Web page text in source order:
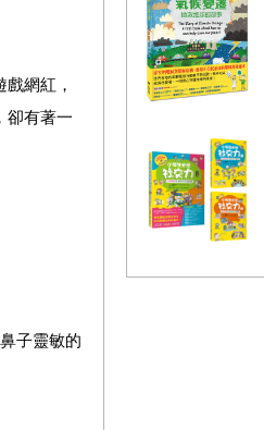
網紅，
卻有著一
子靈敏的